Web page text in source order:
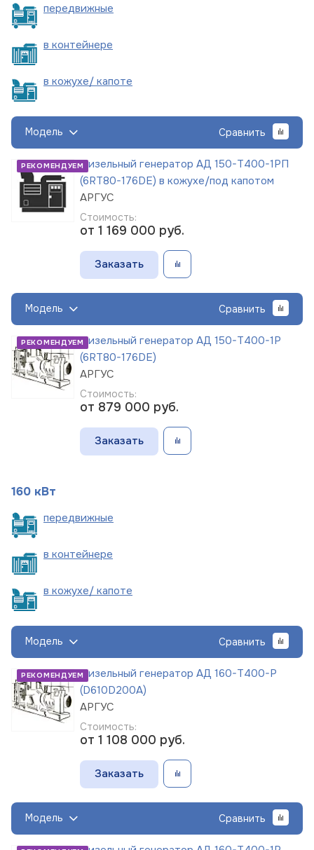
передвижные
в контейнере
в кожухе/ капоте
Модель Сравнить
РЕКОМЕНДУЕМДизельный генератор АД 150-Т400-1РП
(6RT80-176DE) в кожухе/под капотом
АРГУС
Стоимость:
от 1 169 000 руб.
Заказать
Модель Сравнить
РЕКОМЕНДУЕМДизельный генератор АД 150-Т400-1Р
(6RT80-176DE)
АРГУС
Стоимость:
от 879 000 руб.
Заказать
160 кВт
передвижные
в контейнере
в кожухе/ капоте
Модель Сравнить
РЕКОМЕНДУЕМДизельный генератор АД 160-Т400-Р
(D610D200A)
АРГУС
Стоимость:
от 1 108 000 руб.
Заказать
Модель Сравнить